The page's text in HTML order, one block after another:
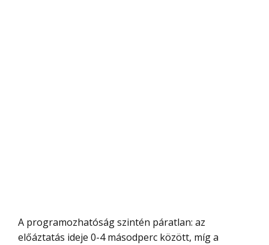
A programozhatóság szintén páratlan: az
előáztatás ideje 0-4 másodperc között, míg a